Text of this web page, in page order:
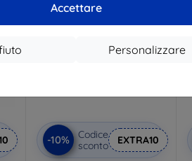
Accettare
Personalizzare
-10%
Codice
sconto
EXTRA10